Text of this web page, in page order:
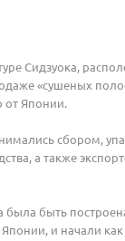
Сидзуока,
«сушеных
от Японии.
сбором,
а также
быть
и начали